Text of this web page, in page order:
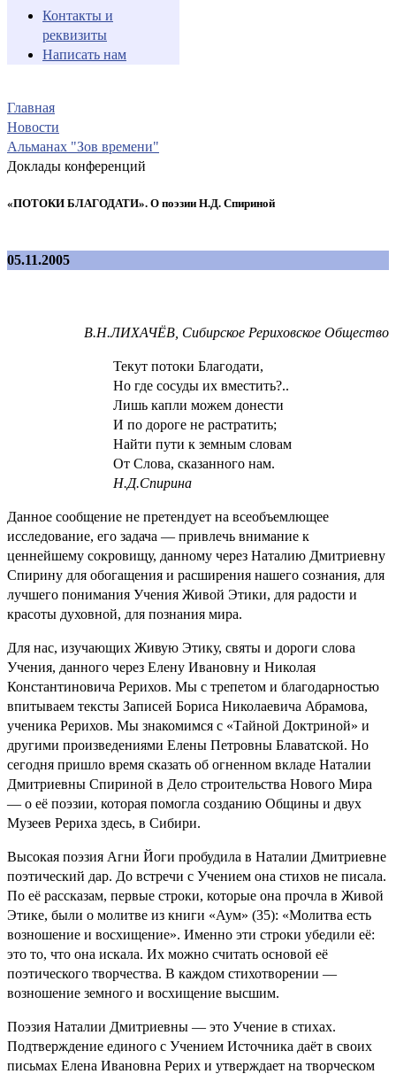
Контакты и
реквизиты
Написать нам
Главная
Новости
Альманах "Зов времени"
Доклады конференций
«ПОТОКИ БЛАГОДАТИ». О поэзии Н.Д. Спириной
05.11.2005
В.Н.ЛИХАЧЁВ, Сибирское Рериховское Общество
Текут потоки Благодати,
Но где сосуды их вместить?..
Лишь капли можем донести
И по дороге не растратить;
Найти пути к земным словам
От Слова, сказанного нам.
Н.Д.Спирина
Данное сообщение не претендует на всеобъемлющее
исследование, его задача — привлечь внимание к
ценнейшему сокровищу, данному через Наталию Дмитриевну
Спирину для обогащения и расширения нашего сознания, для
лучшего понимания Учения Живой Этики, для радости и
красоты духовной, для познания мира.
Для нас, изучающих Живую Этику, святы и дороги слова
Учения, данного через Елену Ивановну и Николая
Константиновича Рерихов. Мы с трепетом и благодарностью
впитываем тексты Записей Бориса Николаевича Абрамова,
ученика Рерихов. Мы знакомимся с «Тайной Доктриной» и
другими произведениями Елены Петровны Блаватской. Но
сегодня пришло время сказать об огненном вкладе Наталии
Дмитриевны Спириной в Дело строительства Нового Мира
— о её поэзии, которая помогла созданию Общины и двух
Музеев Рериха здесь, в Сибири.
Высокая поэзия Агни Йоги пробудила в Наталии Дмитриевне
поэтический дар. До встречи с Учением она стихов не писала.
По её рассказам, первые строки, которые она прочла в Живой
Этике, были о молитве из книги «Аум» (35): «Молитва есть
возношение и восхищение». Именно эти строки убедили её:
это то, что она искала. Их можно считать основой её
поэтического творчества. В каждом стихотворении —
возношение земного и восхищение высшим.
Поэзия Наталии Дмитриевны — это Учение в стихах.
Подтверждение единого с Учением Источника даёт в своих
письмах Елена Ивановна Рерих и утверждает на творческом